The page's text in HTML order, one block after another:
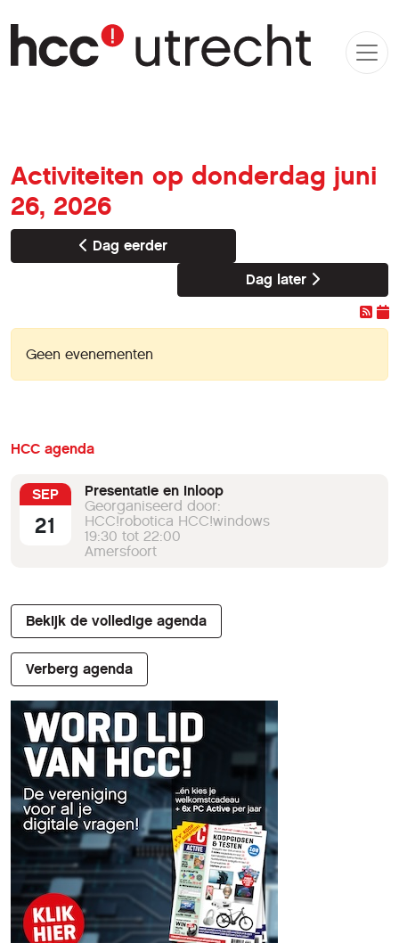
Activiteiten op donderdag juni
26, 2026
Dag eerder
Dag later
Geen evenementen
HCC agenda
SEP
21
Presentatie en inloop
Georganiseerd door:
HCC!robotica HCC!windows
19:30 tot 22:00
Amersfoort
Bekijk de volledige agenda
Verberg agenda